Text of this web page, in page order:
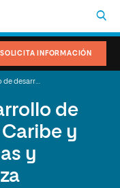
SOLICITA INFORMACIÓN
de
y
y